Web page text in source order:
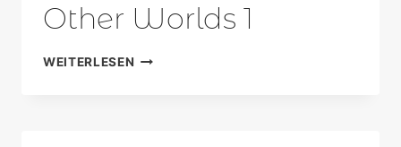
Other Worlds 1
WEITERLESEN OTHER